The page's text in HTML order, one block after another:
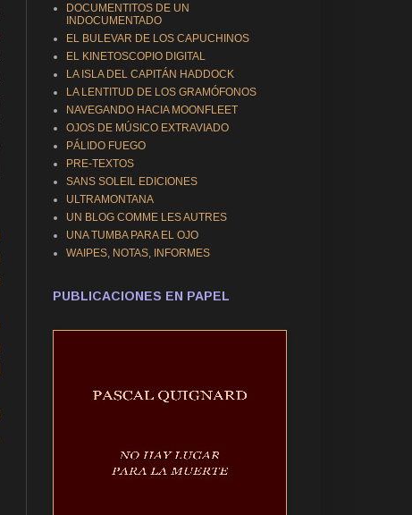
DOCUMENTITOS DE UN
INDOCUMENTADO
EL BULEVAR DE LOS CAPUCHINOS
EL KINETOSCOPIO DIGITAL
LA ISLA DEL CAPITÁN HADDOCK
LA LENTITUD DE LOS GRAMÓFONOS
NAVEGANDO HACIA MOONFLEET
OJOS DE MÚSICO EXTRAVIADO
PÁLIDO FUEGO
PRE-TEXTOS
SANS SOLEIL EDICIONES
ULTRAMONTANA
UN BLOG COMME LES AUTRES
UNA TUMBA PARA EL OJO
WAIPES, NOTAS, INFORMES
PUBLICACIONES EN PAPEL